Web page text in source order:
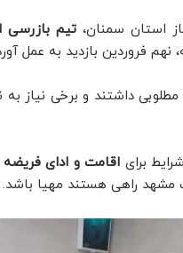
استان سمنان، تیم بازرسی
فروردین بازدید به عمل
داشتند و برخی نیاز
برای اقامت و ادای فریضه
راهی هستند مهیا باشد.